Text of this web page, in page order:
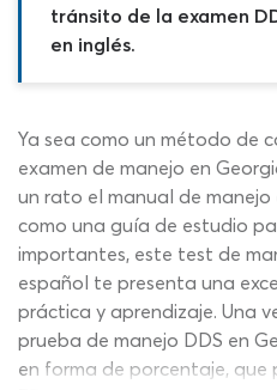
tránsito de la examen
en inglés.
Ya sea como un método de
examen de manejo en
un rato el manual de
como una guía de estudio
importantes, este test de
español te presenta una
práctica y aprendizaje. Una
prueba de manejo DDS en
en forma de porcentaje, que